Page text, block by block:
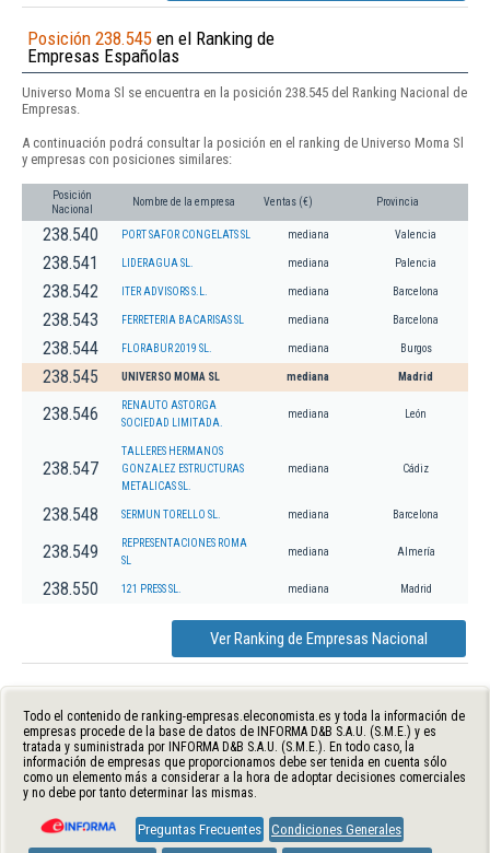
Posición 238.545 en el Ranking de
Empresas Españolas
Universo Moma Sl se encuentra en la posición 238.545 del Ranking Nacional de
Empresas.
A continuación podrá consultar la posición en el ranking de Universo Moma Sl
y empresas con posiciones similares:
Posición
Nacional
Nombre de la empresa Ventas (€) Provincia
238.540 PORT SAFOR CONGELATS SL mediana Valencia
238.541 LIDERAGUA SL. mediana Palencia
238.542 ITER ADVISORS S.L. mediana Barcelona
238.543 FERRETERIA BACARISAS SL mediana Barcelona
238.544 FLORABUR 2019 SL. mediana Burgos
238.545 UNIVERSO MOMA SL mediana Madrid
238.546
RENAUTO ASTORGA
SOCIEDAD LIMITADA.
mediana León
238.547
TALLERES HERMANOS
GONZALEZ ESTRUCTURAS
METALICAS SL.
mediana Cádiz
238.548 SERMUN TORELLO SL. mediana Barcelona
238.549
REPRESENTACIONES ROMA
SL
mediana Almería
238.550 121 PRESS SL. mediana Madrid
Ver Ranking de Empresas Nacional
Todo el contenido de ranking-empresas.eleconomista.es y toda la información de
empresas procede de la base de datos de INFORMA D&B S.A.U. (S.M.E.) y es
tratada y suministrada por INFORMA D&B S.A.U. (S.M.E.). En todo caso, la
información de empresas que proporcionamos debe ser tenida en cuenta sólo
como un elemento más a considerar a la hora de adoptar decisiones comerciales
y no debe por tanto determinar las mismas.
Preguntas Frecuentes Condiciones Generales